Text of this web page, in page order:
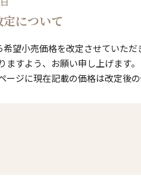
について
望小売価格を改定させていただ
ますよう、お願い申し上げます。
ージに現在記載の価格は改定後の